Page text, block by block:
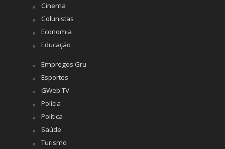
Cinema
Colunistas
Economia
Educação
Empregos Gru
Esportes
GWeb TV
Polícia
Política
Saúde
Turismo